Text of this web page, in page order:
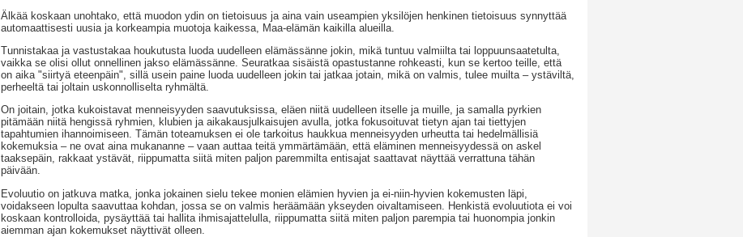
Älkää koskaan unohtako, että muodon ydin on tietoisuus ja aina vain useampien yksilöjen henkinen tietoisuus synnyttää
automaattisesti uusia ja korkeampia muotoja kaikessa, Maa-elämän kaikilla alueilla.
Tunnistakaa ja vastustakaa houkutusta luoda uudelleen elämässänne jokin, mikä tuntuu valmiilta tai loppuunsaatetulta,
vaikka se olisi ollut onnellinen jakso elämässänne. Seuratkaa sisäistä opastustanne rohkeasti, kun se kertoo teille, että
on aika "siirtyä eteenpäin", sillä usein paine luoda uudelleen jokin tai jatkaa jotain, mikä on valmis, tulee muilta – ystäviltä,
perheeltä tai joltain uskonnolliselta ryhmältä.
On joitain, jotka kukoistavat menneisyyden saavutuksissa, eläen niitä uudelleen itselle ja muille, ja samalla pyrkien
pitämään niitä hengissä ryhmien, klubien ja aikakausjulkaisujen avulla, jotka fokusoituvat tietyn ajan tai tiettyjen
tapahtumien ihannoimiseen. Tämän toteamuksen ei ole tarkoitus haukkua menneisyyden urheutta tai hedelmällisiä
kokemuksia – ne ovat aina mukananne – vaan auttaa teitä ymmärtämään, että eläminen menneisyydessä on askel
taaksepäin, rakkaat ystävät, riippumatta siitä miten paljon paremmilta entisajat saattavat näyttää verrattuna tähän
päivään.
Evoluutio on jatkuva matka, jonka jokainen sielu tekee monien elämien hyvien ja ei-niin-hyvien kokemusten läpi,
voidakseen lopulta saavuttaa kohdan, jossa se on valmis heräämään ykseyden oivaltamiseen. Henkistä evoluutiota ei voi
koskaan kontrolloida, pysäyttää tai hallita ihmisajattelulla, riippumatta siitä miten paljon parempia tai huonompia jonkin
aiemman ajan kokemukset näyttivät olleen.